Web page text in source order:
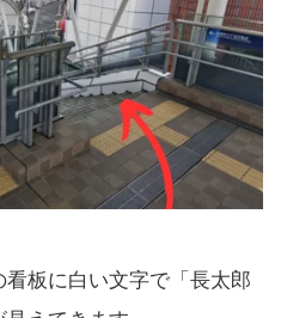
板に白い文字で「長太郎